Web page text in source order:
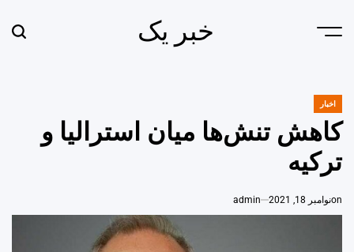
Menu خبر یک
POSTED
IN
اخبار
کاهش تنش‌ها میان استرالیا و
ترکیه
onنوامبر 18, 2021 admin